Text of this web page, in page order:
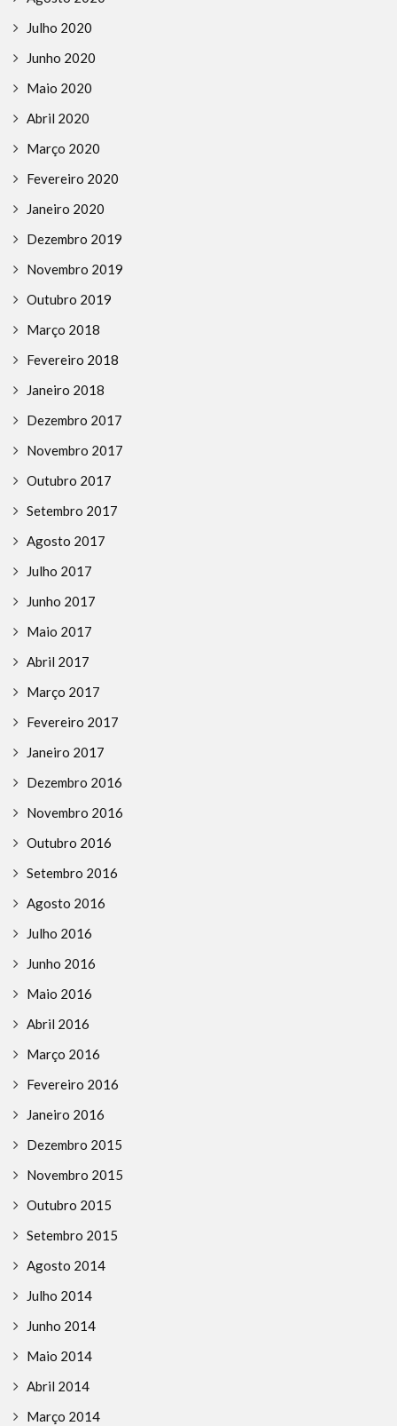
Julho 2020
Junho 2020
Maio 2020
Abril 2020
Março 2020
Fevereiro 2020
Janeiro 2020
Dezembro 2019
Novembro 2019
Outubro 2019
Março 2018
Fevereiro 2018
Janeiro 2018
Dezembro 2017
Novembro 2017
Outubro 2017
Setembro 2017
Agosto 2017
Julho 2017
Junho 2017
Maio 2017
Abril 2017
Março 2017
Fevereiro 2017
Janeiro 2017
Dezembro 2016
Novembro 2016
Outubro 2016
Setembro 2016
Agosto 2016
Julho 2016
Junho 2016
Maio 2016
Abril 2016
Março 2016
Fevereiro 2016
Janeiro 2016
Dezembro 2015
Novembro 2015
Outubro 2015
Setembro 2015
Agosto 2014
Julho 2014
Junho 2014
Maio 2014
Abril 2014
Março 2014